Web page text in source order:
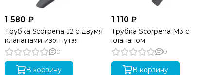
1 580 ₽
Трубка Scorpena J2 с двумя
клапанами изогнутая
0
В корзину
1 110 ₽
Трубка Scorpena M3 с
клапаном
0
В корзину